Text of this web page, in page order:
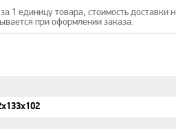
1 единицу товара, стоимость доставки
при оформлении заказа.